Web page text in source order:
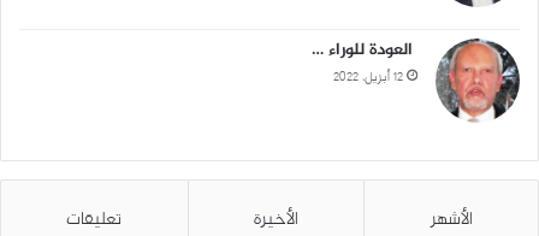
العودة للوراء …
12 أبريل، 2022
الأشهر الأخيرة تعليقات